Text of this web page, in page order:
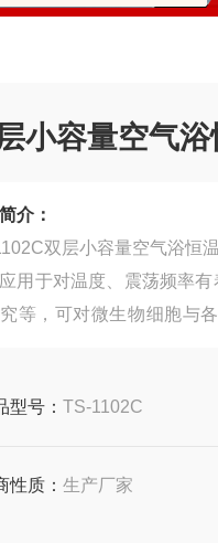
小容量空气
介：
双层小容量空气浴恒
用于对温度、震荡频率
等，可对微生物细胞与
型号： TS-1102C
性质： 生产厂家